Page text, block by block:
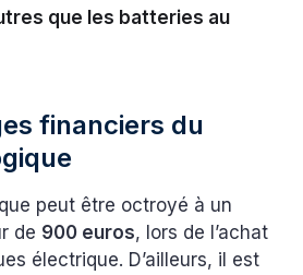
que les batteries au
financiers du
peut être octroyé à un
de 900 euros, lors de l’achat
électrique. D’ailleurs, il est